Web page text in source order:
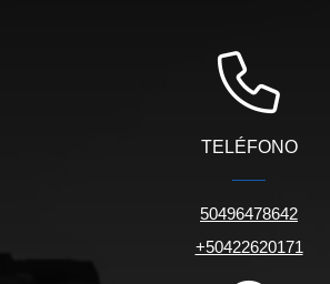
TELÉFONO
50496478642
+50422620171